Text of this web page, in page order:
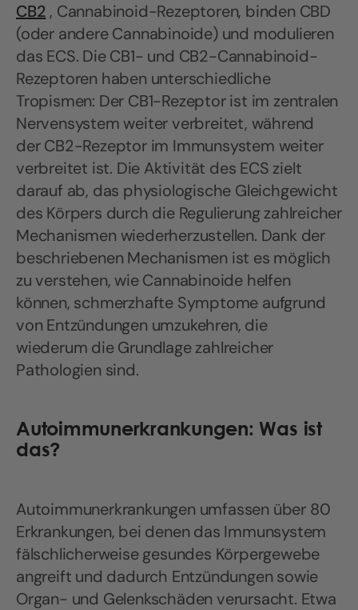
CB2 , Cannabinoid-Rezeptoren, binden CBD
(oder andere Cannabinoide) und modulieren
das ECS. Die CB1- und CB2-Cannabinoid-
Rezeptoren haben unterschiedliche
Tropismen: Der CB1-Rezeptor ist im zentralen
Nervensystem weiter verbreitet, während
der CB2-Rezeptor im Immunsystem weiter
verbreitet ist. Die Aktivität des ECS zielt
darauf ab, das physiologische Gleichgewicht
des Körpers durch die Regulierung zahlreicher
Mechanismen wiederherzustellen. Dank der
beschriebenen Mechanismen ist es möglich
zu verstehen, wie Cannabinoide helfen
können, schmerzhafte Symptome aufgrund
von Entzündungen umzukehren, die
wiederum die Grundlage zahlreicher
Pathologien sind.
Autoimmunerkrankungen: Was ist
das?
Autoimmunerkrankungen umfassen über 80
Erkrankungen, bei denen das Immunsystem
fälschlicherweise gesundes Körpergewebe
angreift und dadurch Entzündungen sowie
Organ- und Gelenkschäden verursacht. Etwa